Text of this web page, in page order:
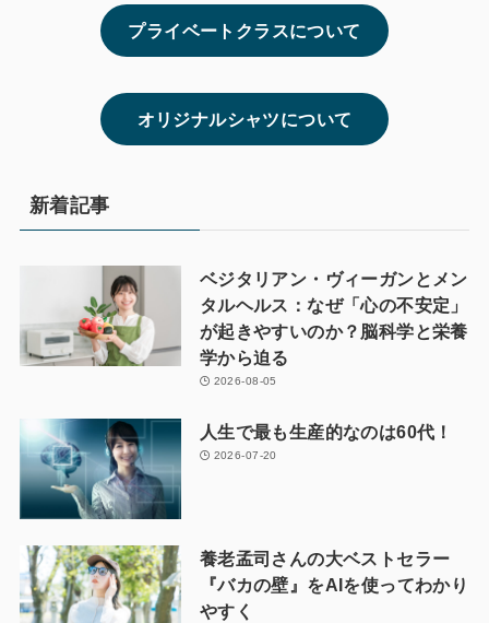
プライベートクラスについて
オリジナルシャツについて
新着記事
ベジタリアン・ヴィーガンとメン
タルヘルス：なぜ「心の不安定」
が起きやすいのか？脳科学と栄養
学から迫る
2026-08-05
人生で最も生産的なのは60代！
2026-07-20
養老孟司さんの大ベストセラー
『バカの壁』をAIを使ってわかり
やすく